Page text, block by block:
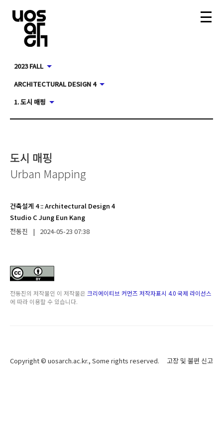
2023 FALL
ARCHITECTURAL DESIGN 4
1. 도시 매핑
도시 매핑
Urban Mapping
건축설계 4::Architectural Design 4
Studio C Jung Eun Kang
전동진
| 2024-05-23 07:38
전동진의 저작물인 이 저작물은 크리에이티브 커먼즈 저작자표시 4.0 국제 라이선스
에 따라 이용할 수 있습니다.
Copyright © uosarch.ac.kr., Some rights reserved. 고장 및 불편 신고